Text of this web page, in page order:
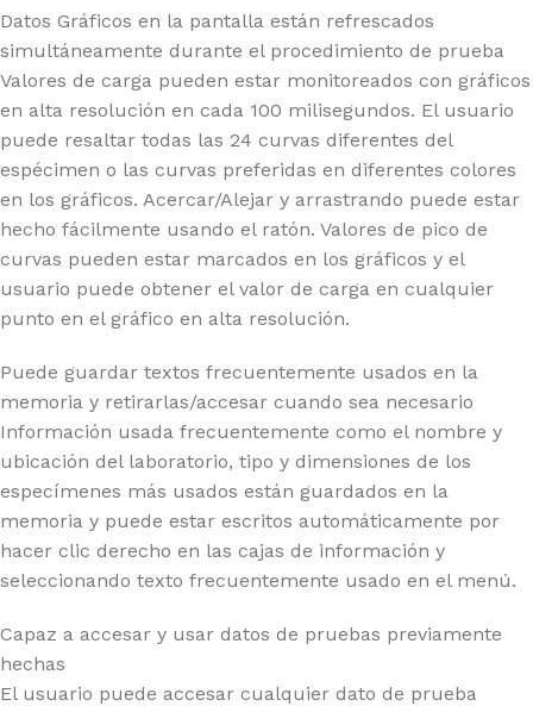
Datos Gráficos en la pantalla están refrescados
simultáneamente durante el procedimiento de prueba
Valores de carga pueden estar monitoreados con gráficos
en alta resolución en cada 100 milisegundos. El usuario
puede resaltar todas las 24 curvas diferentes del
espécimen o las curvas preferidas en diferentes colores
en los gráficos. Acercar/Alejar y arrastrando puede estar
hecho fácilmente usando el ratón. Valores de pico de
curvas pueden estar marcados en los gráficos y el
usuario puede obtener el valor de carga en cualquier
punto en el gráfico en alta resolución.
Puede guardar textos frecuentemente usados en la
memoria y retirarlas/accesar cuando sea necesario
Información usada frecuentemente como el nombre y
ubicación del laboratorio, tipo y dimensiones de los
especímenes más usados están guardados en la
memoria y puede estar escritos automáticamente por
hacer clic derecho en las cajas de información y
seleccionando texto frecuentemente usado en el menú.
Capaz a accesar y usar datos de pruebas previamente
hechas
El usuario puede accesar cualquier dato de prueba